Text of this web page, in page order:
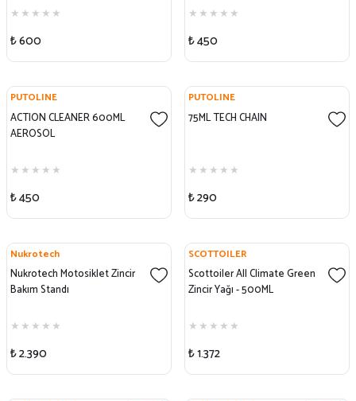
₺ 600 ₺ 450
PUTOLINE
ACTION CLEANER 600ML
AEROSOL
₺ 450
PUTOLINE
75ML TECH CHAIN
₺ 290
Nukrotech
Nukrotech Motosiklet Zincir
Bakım Standı
₺ 2.390
SCOTTOILER
Scottoiler All Climate Green
Zincir Yağı - 500ML
₺ 1.372